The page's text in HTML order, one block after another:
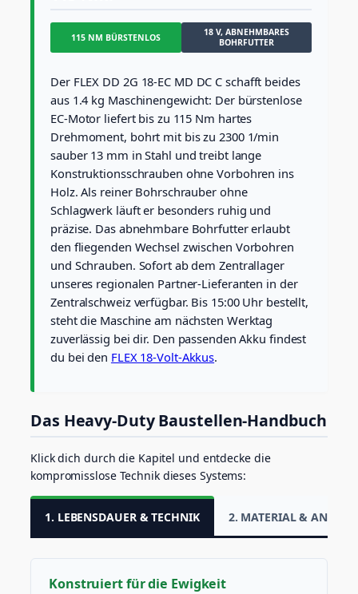
S
o
o
,
1
115 NM BÜRSTENLOS
18 V, ABNEHMBARES
BOHRFUTTER
Der FLEX DD 2G 18-EC MD DC C schafft beides
aus 1.4 kg Maschinengewicht: Der bürstenlose
EC-Motor liefert bis zu 115 Nm hartes
Drehmoment, bohrt mit bis zu 2300 1/min
sauber 13 mm in Stahl und treibt lange
Konstruktionsschrauben ohne Vorbohren ins
Holz. Als reiner Bohrschrauber ohne
Schlagwerk läuft er besonders ruhig und
präzise. Das abnehmbare Bohrfutter erlaubt
den fliegenden Wechsel zwischen Vorbohren
und Schrauben. Sofort ab dem Zentrallager
unseres regionalen Partner-Lieferanten in der
Zentralschweiz verfügbar. Bis 15:00 Uhr bestellt,
steht die Maschine am nächsten Werktag
zuverlässig bei dir. Den passenden Akku findest
du bei den FLEX 18-Volt-Akkus.
Das Heavy-Duty Baustellen-Handbuch
Klick dich durch die Kapitel und entdecke die
kompromisslose Technik dieses Systems:
1. LEBENSDAUER & TECHNIK 2. MATERIAL &
Konstruiert für die Ewigkeit